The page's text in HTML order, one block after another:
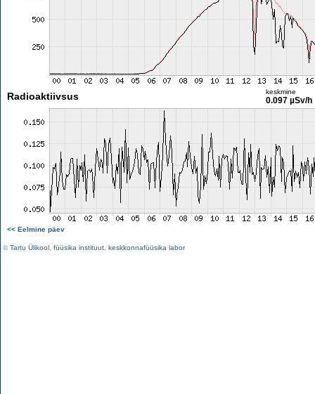
Radioaktiivsus keskmine
0.097 µSv/h
<< Eelmine päev
©Tartu Ülikool füüsika instituut keskkonnafüüsika labor